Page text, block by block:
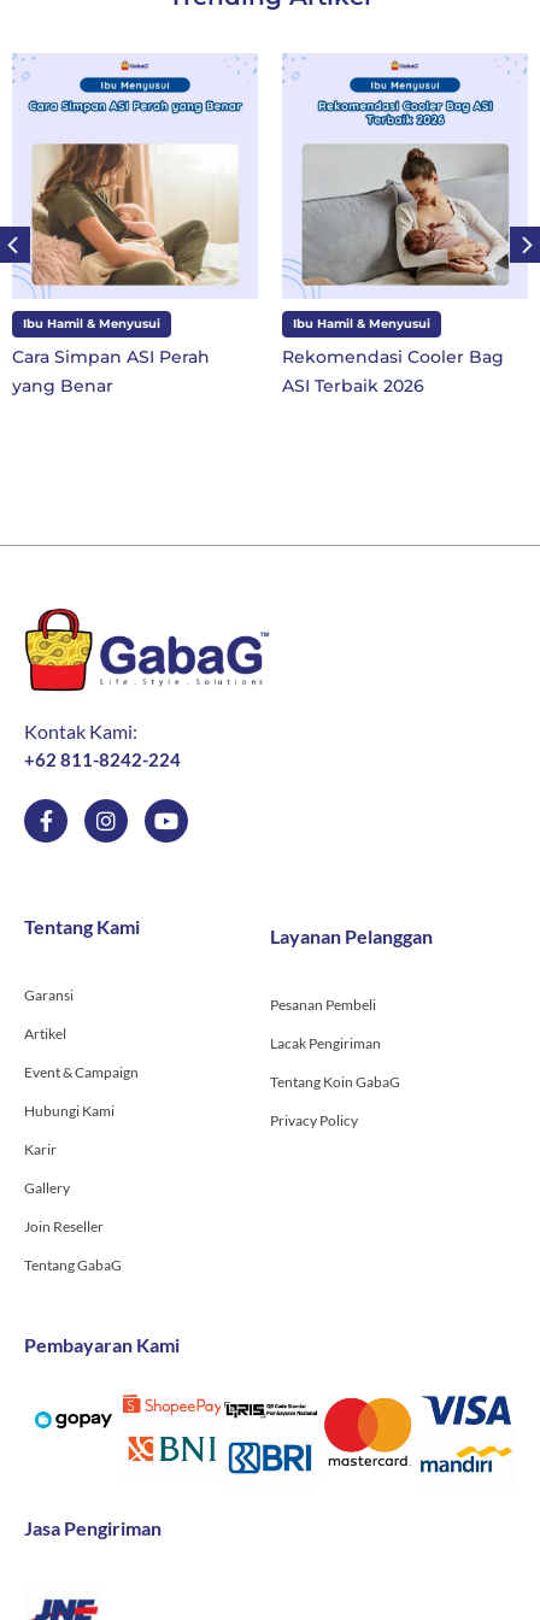
& Menyusui
ASI Perah
Ibu Hamil & Menyusui
Rekomendasi Cooler Bag
ASI Terbaik 2026
10
Kontak Kami:
+62 811-8242-224
F
a
o
f
I
n
g
r
Y
o
Tentang Kami
Garansi
Artikel
Event & Campaign
Hubungi Kami
Karir
Gallery
Join Reseller
Tentang GabaG
Layanan Pelanggan
Pesanan Pembeli
Lacak Pengiriman
Tentang Koin GabaG
Privacy Policy
Pembayaran Kami
Jasa Pengiriman